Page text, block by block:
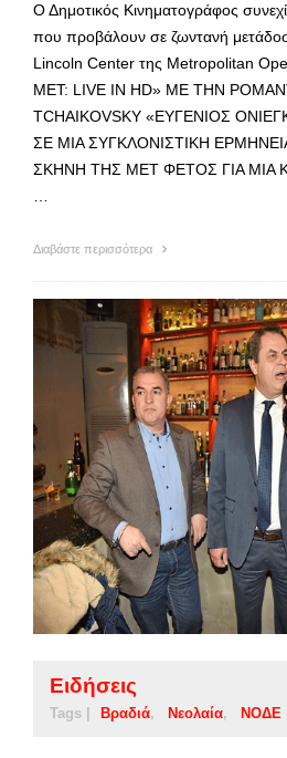
Ο Δημοτικός Κινηματογράφος
που προβάλουν σε ζωντανή
Lincoln Center της Metropolitan
MET: LIVE IN HD» ME ΤΗΝ
TCHAIKOVSKY «ΕΥΓΕΝΙΟΣ
ΣΕ ΜΙΑ ΣΥΓΚΛΟΝΙΣΤΙΚΗ
ΣΚΗΝΗ ΤΗΣ ΜΕΤ ΦΕΤΟΣ ΓΙΑ ΜΙΑ
…
Διαβάστε περισσότερα
Ειδήσεις
Tags | Βραδιά Νεολαία ΝΟΔΕ